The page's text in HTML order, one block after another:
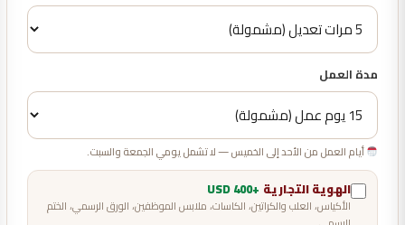
مدة العمل
أيام العمل من الأحد إلى الخميس — لا تشمل يومي الجمعة والسبت.
الهوية التجارية +400 USD
الأكياس، العلب والكراتين، الكاسات، ملابس الموظفين، الورق الرسمي، الختم